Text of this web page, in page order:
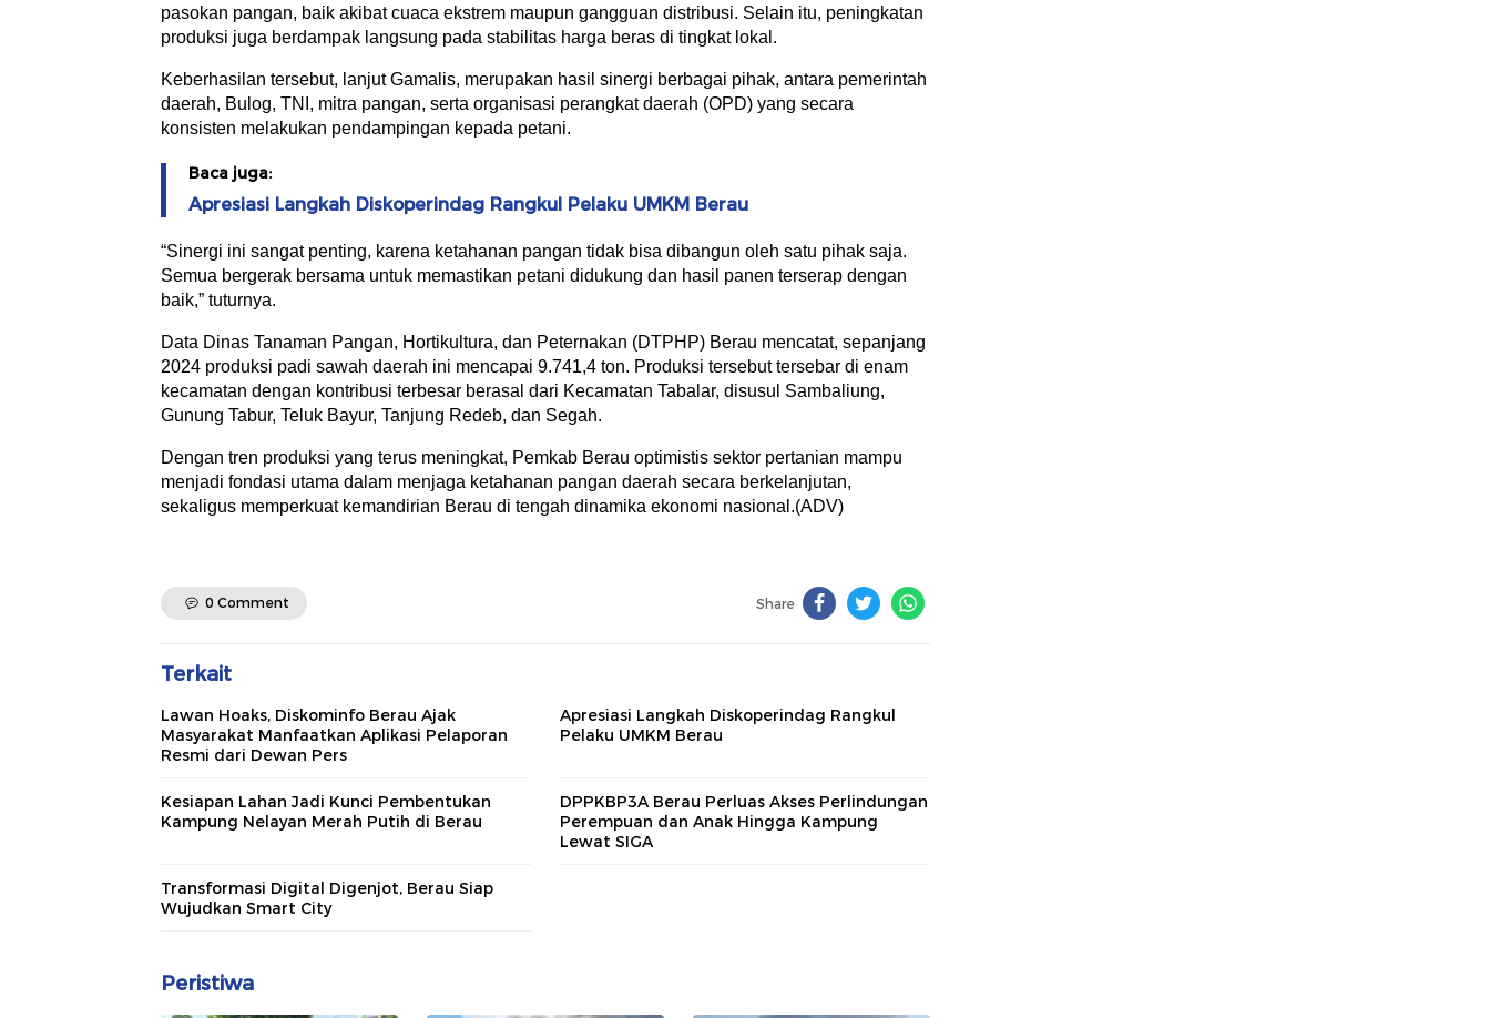
pasokan pangan, baik akibat cuaca ekstrem maupun gangguan distribusi. Selain itu, peningkatan
produksi juga berdampak langsung pada stabilitas harga beras di tingkat lokal.
Keberhasilan tersebut, lanjut Gamalis, merupakan hasil sinergi berbagai pihak, antara pemerintah
daerah, Bulog, TNI, mitra pangan, serta organisasi perangkat daerah (OPD) yang secara
konsisten melakukan pendampingan kepada petani.
Baca juga:
Apresiasi Langkah Diskoperindag Rangkul Pelaku UMKM Berau
“Sinergi ini sangat penting, karena ketahanan pangan tidak bisa dibangun oleh satu pihak saja.
Semua bergerak bersama untuk memastikan petani didukung dan hasil panen terserap dengan
baik,” tuturnya.
Data Dinas Tanaman Pangan, Hortikultura, dan Peternakan (DTPHP) Berau mencatat, sepanjang
2024 produksi padi sawah daerah ini mencapai 9.741,4 ton. Produksi tersebut tersebar di enam
kecamatan dengan kontribusi terbesar berasal dari Kecamatan Tabalar, disusul Sambaliung,
Gunung Tabur, Teluk Bayur, Tanjung Redeb, dan Segah.
Dengan tren produksi yang terus meningkat, Pemkab Berau optimistis sektor pertanian mampu
menjadi fondasi utama dalam menjaga ketahanan pangan daerah secara berkelanjutan,
sekaligus memperkuat kemandirian Berau di tengah dinamika ekonomi nasional.(ADV)
0 Comment Share
Terkait
Lawan Hoaks, Diskominfo Berau Ajak
Masyarakat Manfaatkan Aplikasi Pelaporan
Resmi dari Dewan Pers
Apresiasi Langkah Diskoperindag Rangkul
Pelaku UMKM Berau
Kesiapan Lahan Jadi Kunci Pembentukan
Kampung Nelayan Merah Putih di Berau
DPPKBP3A Berau Perluas Akses Perlindungan
Perempuan dan Anak Hingga Kampung
Lewat SIGA
Transformasi Digital Digenjot, Berau Siap
Wujudkan Smart City
Peristiwa